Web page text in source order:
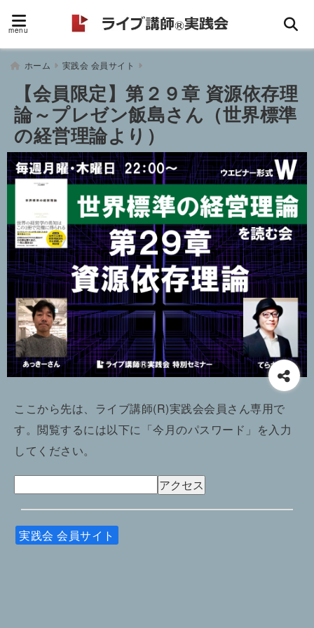
menu
ホーム 実践会 会員サイト
【会員限定】第２９章 資源依存理
論～プレゼン飯島さん（世界標準
の経営理論より）
ここから先は、ライブ講師(R)実践会会員さん専用で
す。閲覧するには以下に「今月のパスワード」を入力
してください。
実践会 会員サイト